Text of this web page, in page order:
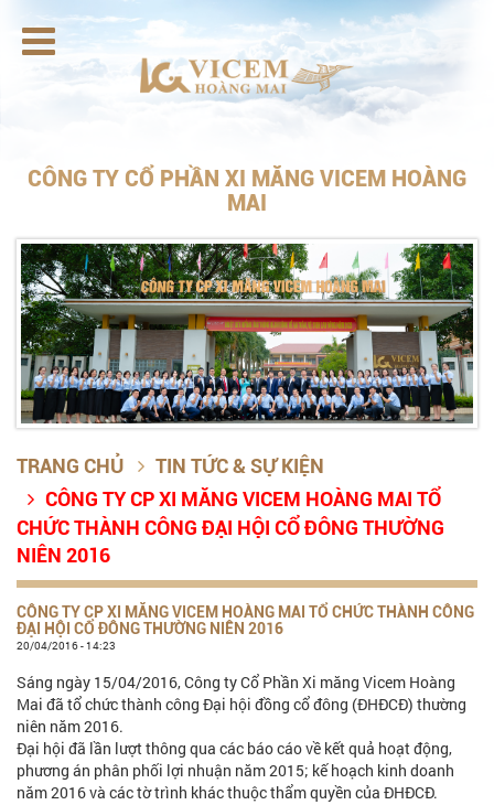

CÔNG TY CỔ PHẦN XI MĂNG VICEM HOÀNG
MAI
TRANG CHỦ  TIN TỨC & SỰ KIỆN
 CÔNG TY CP XI MĂNG VICEM HOÀNG MAI TỔ
CHỨC THÀNH CÔNG ĐẠI HỘI CỔ ĐÔNG THƯỜNG
NIÊN 2016
CÔNG TY CP XI MĂNG VICEM HOÀNG MAI TỔ CHỨC THÀNH CÔNG
ĐẠI HỘI CỔ ĐÔNG THƯỜNG NIÊN 2016
20/04/2016 - 14:23
Sáng ngày 15/04/2016, Công ty Cổ Phần Xi măng Vicem Hoàng
Mai đã tổ chức thành công Đại hội đồng cổ đông (ĐHĐCĐ) thường
niên năm 2016.
Đại hội đã lần lượt thông qua các báo cáo về kết quả hoạt động,
phương án phân phối lợi nhuận năm 2015; kế hoạch kinh doanh
năm 2016 và các tờ trình khác thuộc thẩm quyền của ĐHĐCĐ.